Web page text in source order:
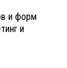
и форм
и